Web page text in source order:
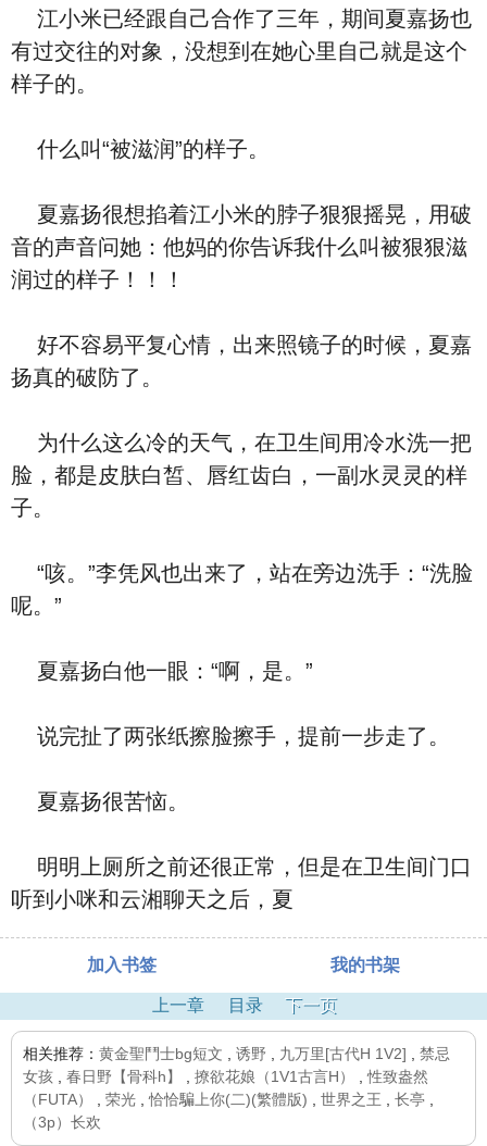
江小米已经跟自己合作了三年，期间夏嘉扬也
有过交往的对象，没想到在她心里自己就是这个
样子的。
什么叫“被滋润”的样子。
夏嘉扬很想掐着江小米的脖子狠狠摇晃，用破
音的声音问她：他妈的你告诉我什么叫被狠狠滋
润过的样子！！！
好不容易平复心情，出来照镜子的时候，夏嘉
扬真的破防了。
为什么这么冷的天气，在卫生间用冷水洗一把
脸，都是皮肤白皙、唇红齿白，一副水灵灵的样
子。
“咳。”李凭风也出来了，站在旁边洗手：“洗脸
呢。”
夏嘉扬白他一眼：“啊，是。”
说完扯了两张纸擦脸擦手，提前一步走了。
夏嘉扬很苦恼。
明明上厕所之前还很正常，但是在卫生间门口
听到小咪和云湘聊天之后，夏
加入书签 我的书架
上一章 目录 下一页
相关推荐： 黄金聖鬥士bg短文 诱野 九万里[古代H 1V2]
禁忌
女孩
春日野【骨科h】 撩欲花娘（1V1古言H） ,性致盎然
（FUTA）
荣光 ,恰恰騙上你(二)(繁體版) 世界之王 长亭
（3p）长欢